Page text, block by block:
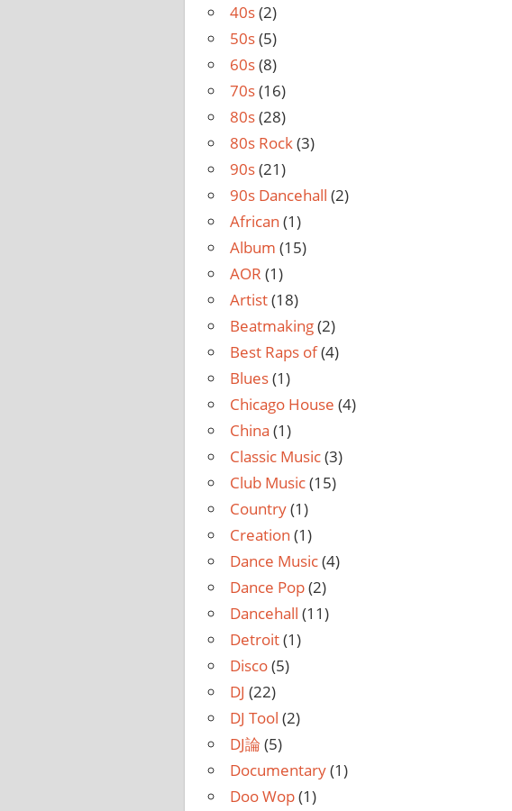
40s(2)
50s(5)
60s(8)
70s(16)
80s(28)
80s Rock(3)
90s(21)
90s Dancehall (2)
African (1)
Album (15)
AOR (1)
Artist(18)
Beatmaking(2)
Best Raps of(4)
Blues(1)
Chicago House (4)
China (1)
Classic Music(3)
Club Music(15)
Country(1)
Creation (1)
Dance Music(4)
Dance Pop(2)
Dancehall (11)
Detroit(1)
Disco(5)
DJ (22)
DJ Tool (2)
DJ論 (5)
Documentary(1)
Doo Wop(1)